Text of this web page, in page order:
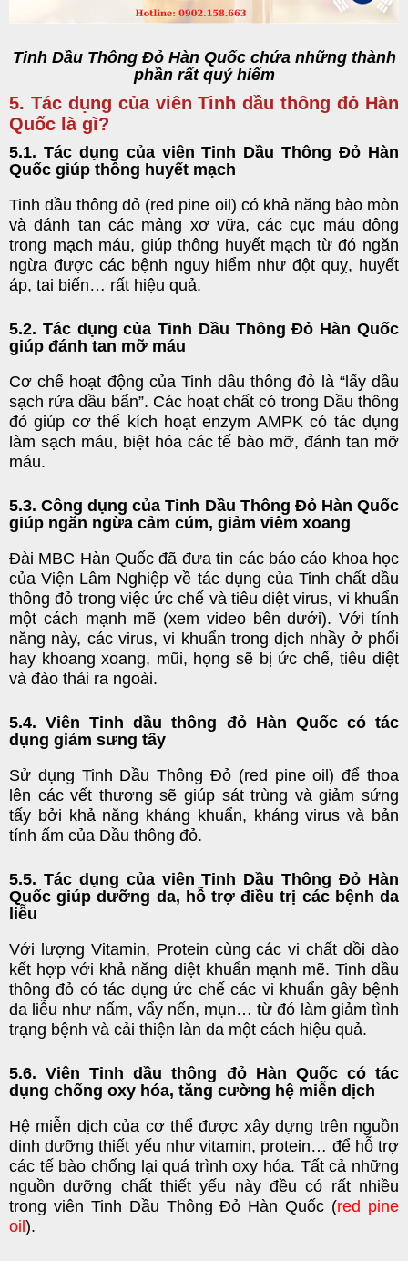
Tinh Dầu Thông Đỏ Hàn Quốc chứa những thành
phần rất quý hiếm
5. Tác dụng của viên Tinh dầu thông đỏ Hàn
Quốc là gì?
5.1. Tác dụng của viên Tinh Dầu Thông Đỏ Hàn
Quốc giúp thông huyết mạch
Tinh dầu thông đỏ (red pine oil) có khả năng bào mòn
và đánh tan các mảng xơ vữa, các cục máu đông
trong mạch máu, giúp thông huyết mạch từ đó ngăn
ngừa được các bệnh nguy hiểm như đột quỵ, huyết
áp, tai biến… rất hiệu quả.
5.2. Tác dụng của Tinh Dầu Thông Đỏ Hàn Quốc
giúp đánh tan mỡ máu
Cơ chế hoạt động của Tinh dầu thông đỏ là “lấy dầu
sạch rửa dầu bẩn”. Các hoạt chất có trong Dầu thông
đỏ giúp cơ thể kích hoạt enzym AMPK có tác dụng
làm sạch máu, biệt hóa các tế bào mỡ, đánh tan mỡ
máu.
5.3. Công dụng của Tinh Dầu Thông Đỏ Hàn Quốc
giúp ngăn ngừa cảm cúm, giảm viêm xoang
Đài MBC Hàn Quốc đã đưa tin các báo cáo khoa học
của Viện Lâm Nghiệp về tác dụng của Tinh chất dầu
thông đỏ trong việc ức chế và tiêu diệt virus, vi khuẩn
một cách mạnh mẽ (xem video bên dưới). Với tính
năng này, các virus, vi khuẩn trong dịch nhầy ở phổi
hay khoang xoang, mũi, họng sẽ bị ức chế, tiêu diệt
và đào thải ra ngoài.
5.4. Viên Tinh dầu thông đỏ Hàn Quốc có tác
dụng giảm sưng tấy
Sử dụng Tinh Dầu Thông Đỏ (red pine oil) để thoa
lên các vết thương sẽ giúp sát trùng và giảm sứng
tấy bởi khả năng kháng khuẩn, kháng virus và bản
tính ấm của Dầu thông đỏ.
5.5. Tác dụng của viên Tinh Dầu Thông Đỏ Hàn
Quốc giúp dưỡng da, hỗ trợ điều trị các bệnh da
liễu
Với lượng Vitamin, Protein cùng các vi chất dồi dào
kết hợp với khả năng diệt khuẩn mạnh mẽ. Tinh dầu
thông đỏ có tác dụng ức chế các vi khuẩn gây bệnh
da liễu như nấm, vẩy nến, mụn… từ đó làm giảm tình
trạng bệnh và cải thiện làn da một cách hiệu quả.
5.6. Viên Tinh dầu thông đỏ Hàn Quốc có tác
dụng chống oxy hóa, tăng cường hệ miễn dịch
Hệ miễn dịch của cơ thể được xây dựng trên nguồn
dinh dưỡng thiết yếu như vitamin, protein… để hỗ trợ
các tế bào chống lại quá trình oxy hóa. Tất cả những
nguồn dưỡng chất thiết yếu này đều có rất nhiều
trong viên Tinh Dầu Thông Đỏ Hàn Quốc (red pine
oil ).